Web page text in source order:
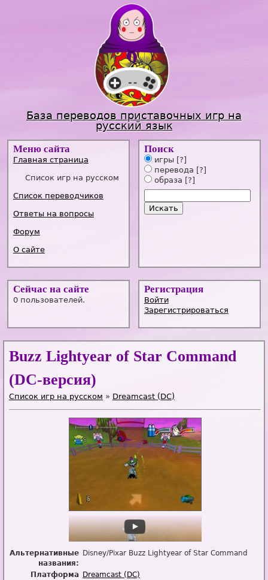
Jump to navigation
База переводов приставочных игр на
русский язык
Меню сайта
Главная страница
Список игр на русском
Список переводчиков
Ответы на вопросы
Форум
О сайте
Поиск
игры [?]
перевода [?]
образа [?]
Сейчас на сайте
0 пользователей.
Регистрация
Войти
Зарегистрироваться
Buzz Lightyear of Star Command
(DC-версия)
Список игр на русском » Dreamcast (DC)
Альтернативные
названия:
Disney/Pixar Buzz Lightyear of Star Command
Платформа Dreamcast (DC)